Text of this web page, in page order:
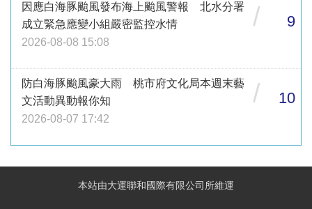
因應白海豚颱風發布海上颱風警報 北水分署
成立緊急應變小組嚴密監控水情
2026-08-08 15:08
/ 9
防白海豚颱風豪大雨 桃市府文化局本週末藝
文活動異動報你知
2026-08-07 17:42
/ 10
本站由大運聯和國際有限公司所維運